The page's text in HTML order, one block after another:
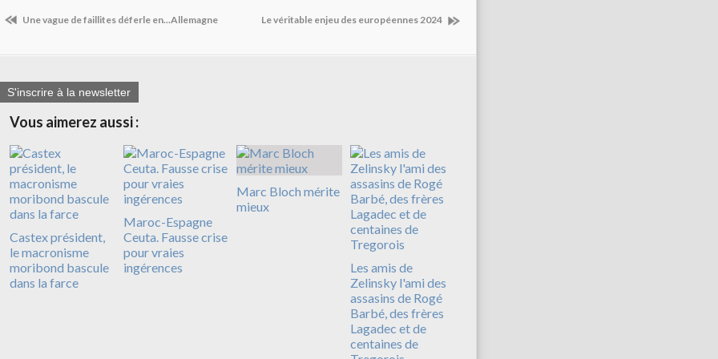
Une vague de faillites déferle en...Allemagne Le véritable enjeu des européennes 2024
S'inscrire à la newsletter
Vous aimerez aussi :
Castex président,
le macronisme
moribond bascule
dans la farce
Maroc-Espagne
Ceuta. Fausse crise
pour vraies
ingérences
Marc Bloch mérite
mieux
Les amis de
Zelinsky l'ami des
assasins de Rogé
Barbé, des frères
Lagadec et de
centaines de